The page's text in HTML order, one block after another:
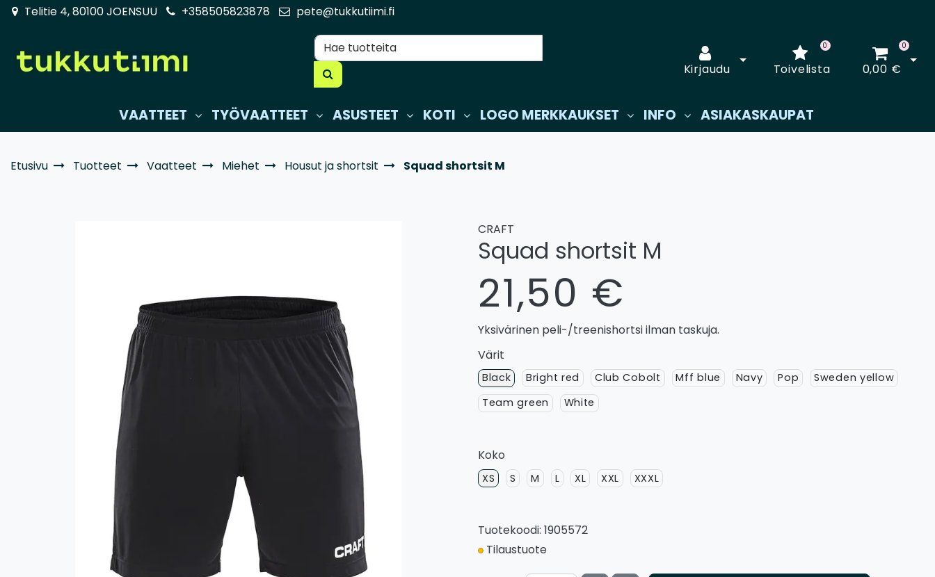
Siirry pääsisältöön
Telitie 4, 80100 JOENSUU +358505823878 pete@tukkutiimi.fi
Kirjaudu
Avaa kirjautuminen
Toivelista
0 0
0,00 €
VAATTEET TYÖVAATTEET ASUSTEET KOTI LOGO MERKKAUKSET INFO ASIAKASKAUPAT
Etusivu Tuotteet Vaatteet Miehet Housut ja shortsit Squad shortsit M
CRAFT
Squad shortsit M
21,50 €
Yksivärinen peli-/treenishortsi ilman taskuja.
Värit
Black Bright red Club Cobolt Mff blue Navy Pop
Sweden yellow
Team green
White
Koko
XS S M L XL XXL XXXL
Tuotekoodi: 1905572
Tilaustuote